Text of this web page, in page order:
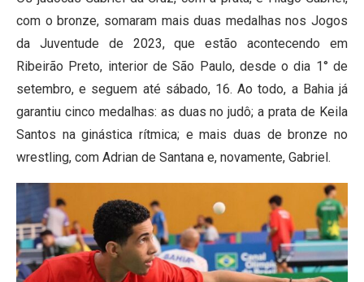
com o bronze, somaram mais duas medalhas nos Jogos
da Juventude de 2023, que estão acontecendo em
Ribeirão Preto, interior de São Paulo, desde o dia 1° de
setembro, e seguem até sábado, 16. Ao todo, a Bahia já
garantiu cinco medalhas: as duas no judô; a prata de Keila
Santos na ginástica rítmica; e mais duas de bronze no
wrestling, com Adrian de Santana e, novamente, Gabriel.